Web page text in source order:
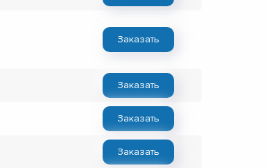
Заказать
Заказать
Заказать
Заказать